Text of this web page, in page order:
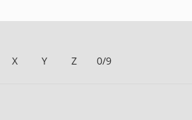
X Y Z 0/9